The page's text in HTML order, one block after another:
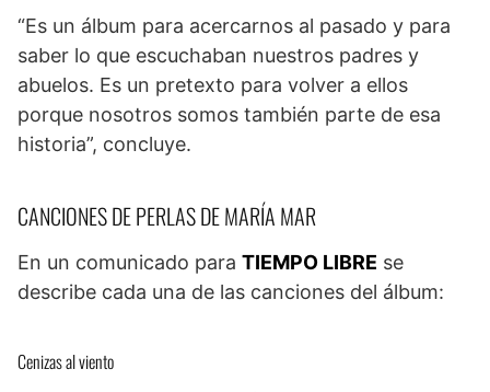
“Es un álbum para acercarnos al pasado y para
saber lo que escuchaban nuestros padres y
abuelos. Es un pretexto para volver a ellos
porque nosotros somos también parte de esa
historia”, concluye.
CANCIONES DE PERLAS DE MARÍA MAR
En un comunicado para TIEMPO LIBRE se
describe cada una de las canciones del álbum:
Cenizas al viento